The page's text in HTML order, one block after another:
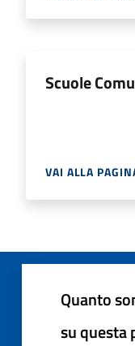
Scuole
VAI ALLA
Quanto
su questa